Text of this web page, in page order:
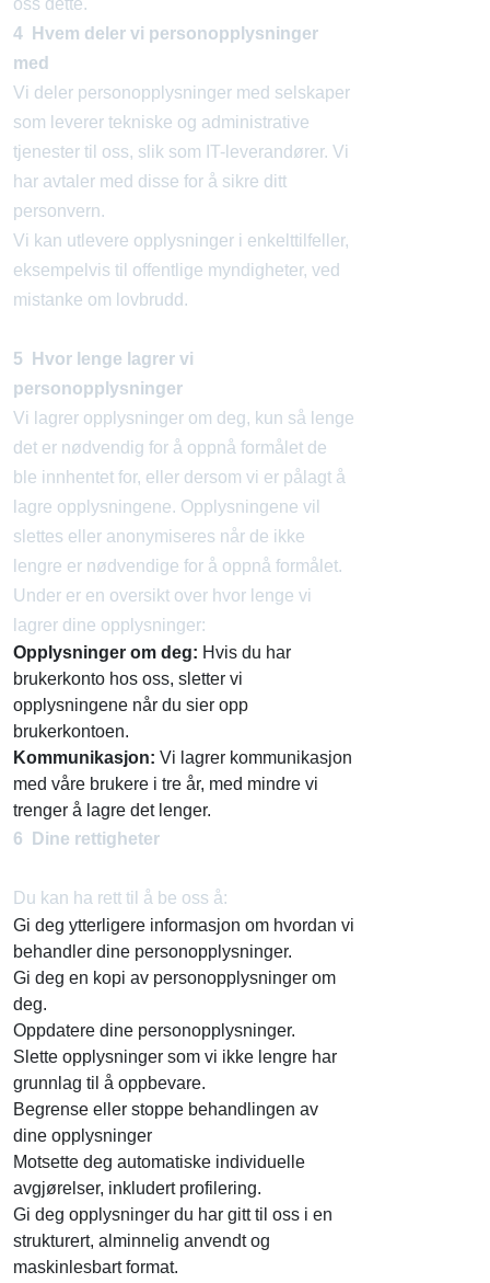
oss dette.
4 Hvem deler vi personopplysninger
med
Vi deler personopplysninger med selskaper
som leverer tekniske og administrative
tjenester til oss, slik som IT-leverandører. Vi
har avtaler med disse for å sikre ditt
personvern.
Vi kan utlevere opplysninger i enkelttilfeller,
eksempelvis til offentlige myndigheter, ved
mistanke om lovbrudd.
5 Hvor lenge lagrer vi
personopplysninger
Vi lagrer opplysninger om deg, kun så lenge
det er nødvendig for å oppnå formålet de
ble innhentet for, eller dersom vi er pålagt å
lagre opplysningene. Opplysningene vil
slettes eller anonymiseres når de ikke
lengre er nødvendige for å oppnå formålet.
Under er en oversikt over hvor lenge vi
lagrer dine opplysninger:
Opplysninger om deg: Hvis du har
brukerkonto hos oss, sletter vi
opplysningene når du sier opp
brukerkontoen.
Kommunikasjon: Vi lagrer kommunikasjon
med våre brukere i tre år, med mindre vi
trenger å lagre det lenger.
6 Dine rettigheter
Du kan ha rett til å be oss å:
Gi deg ytterligere informasjon om hvordan vi
behandler dine personopplysninger.
Gi deg en kopi av personopplysninger om
deg.
Oppdatere dine personopplysninger.
Slette opplysninger som vi ikke lengre har
grunnlag til å oppbevare.
Begrense eller stoppe behandlingen av
dine opplysninger
Motsette deg automatiske individuelle
avgjørelser, inkludert profilering.
Gi deg opplysninger du har gitt til oss i en
strukturert, alminnelig anvendt og
maskinlesbart format.